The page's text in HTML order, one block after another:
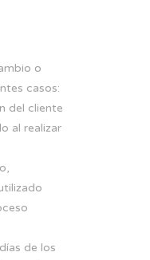
o
casos:
del cliente
al realizar
de los